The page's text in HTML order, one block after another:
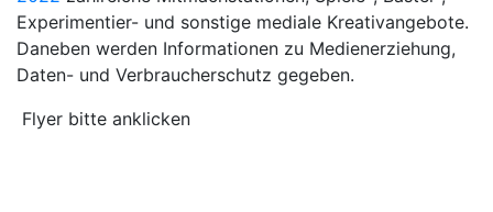
Experimentier- und sonstige mediale Kreativangebote.
Daneben werden Informationen zu Medienerziehung,
Daten- und Verbraucherschutz gegeben.
Flyer bitte anklicken